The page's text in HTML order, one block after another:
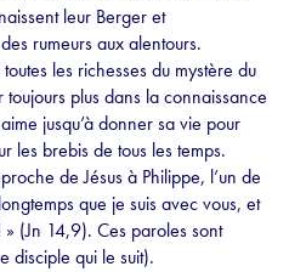
leur Berger et
rumeurs aux alentours.
les richesses du mystère du
plus dans la connaissance
jusqu’à donner sa vie pour
les brebis de tous les temps.
de Jésus à Philippe, l’un de
que je suis avec vous, et
(Jn 14,9). Ces paroles sont
disciple qui le suit).